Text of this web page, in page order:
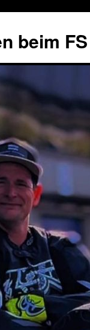
beim